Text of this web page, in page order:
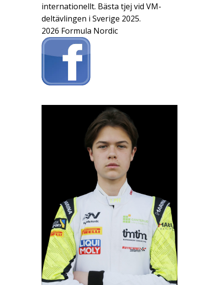
internationellt. Bästa tjej vid VM-
deltävlingen i Sverige 2025.
2026 Formula Nordic